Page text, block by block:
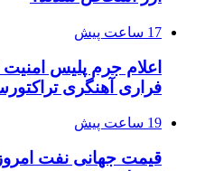
17 ساعت پیش
اعلام جرم پلیس
فراری آهنگری
19 ساعت پیش